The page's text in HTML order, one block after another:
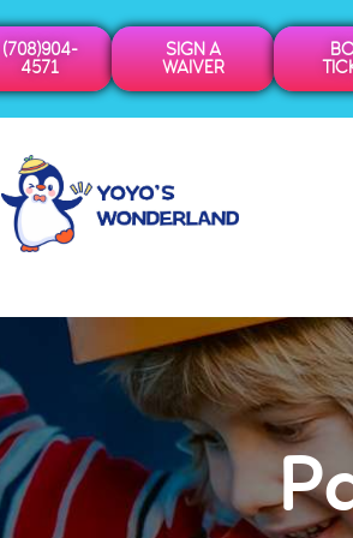
(708)904-
4571
SIGN A
WAIVER